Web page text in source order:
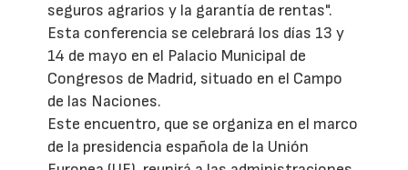
seguros agrarios y la garantía de rentas".
Esta conferencia se celebrará los días 13 y
14 de mayo en el Palacio Municipal de
Congresos de Madrid, situado en el Campo
de las Naciones.
Este encuentro, que se organiza en el marco
de la presidencia española de la Unión